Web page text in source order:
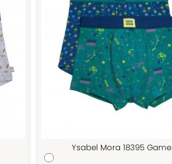
Ysabel Mora 18395 Game